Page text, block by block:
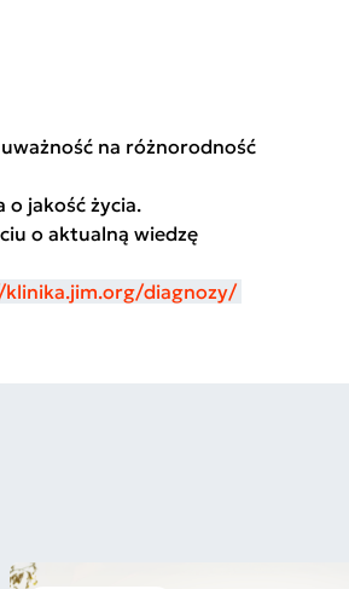
na różnorodność
o jakość życia.
o aktualną wiedzę
diagnozy/